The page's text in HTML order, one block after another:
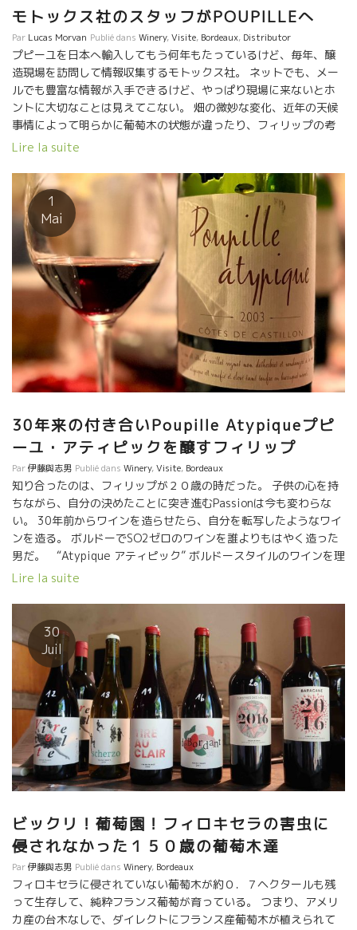
にも、ホワッと暖かい空気が流れていて、居心地よくてあっとい
う間に時間が過ぎてしまった。 楽しかった日曜日、ありがとう
Merci Isabelle et Arnauld ! このやさしいボルドー・ナチュール
は、日本ではESPOAグループが輸入している。 （日本での問い合
わせはESPOAエスポア社へ） 美味しいよ！！
一部を借りてワイン造りをしている。その友人と一緒にアペロを
しながら、今後のワイン造りの話をしていて、面白い話になっ
た。彼も、今年から自然な造りに挑戦するとのことになった。楽
しみだ。 もう一人、若手のフレドにあった。今は地ビールを造っ
て、この市場で試飲販売していた人だ。フレドもアルノーのワイ
ンのファンでもあり、近年中に自然派ワインを造ると豪語してい
た。ボルドーもホントに変化の時期に来ているな、と感じる。 ア
ルノーと歩いていると実に楽しい。Libourne リブルヌの街の日曜
市場を満喫した。
モトックス社のスタッフがPOUPILLEへ
Par Lucas Morvan Publié dans Winery,Visite, Bordeaux, Distributor
プピーユを日本へ輸入してもう何年もたっているけど、毎年、醸
造現場を訪問して情報収集するモトックス社。 ネットでも、メー
ルでも豊富な情報が入手できるけど、やっぱり現場に来ないとホ
ントに大切なことは見えてこない。 畑の微妙な変化、近年の天候
事情によって明らかに葡萄木の状態が違ったり、フィリップの考
え方の進化で栽培方法も微妙に変化している。実際に来て自分の
回以上訪問しているメンバーもいる。 蔵元の家族と触れ合って、
子供達の成長によってフィリップの思考も、生き方も微妙に変化
していく。 醸造所もまた新設した部分もあり、発酵槽も新しくな
った、樽塾の場所も変化したり、垂直式圧搾機も新たに増やして
いる。 フィリップは常により良い品質を追求しながら、ベストを
狙って進化している。 このレベルからの進化は、小さなコトの積
み重ねが、少しずつフィネス、上品さへの進化に繋がっていく。
こんな小さな積み重ねの一つ一つは、実際に現場にこないと気付
かないことが多い。 特に、フィリップは熟成のやり方、期間の長
さを大切にしている。特に樽の使い方は天性のセンスがある。 こ
んな微妙は変化に気づき、即、質問攻めするモトックスメンバー
の熱心さは凄いものがある。 フィリップもメンバーの熱心さに、
感謝、感動していた。 ☆ボルドーのワインは、テーブルでその威
ン。 造りたてのワインを飲んで、スイスイと体に入っていくスタ
イルではない。 濃縮感の中にある旨味がジワリとでてくるには、
熟成が必要になる。
Lire la suite
1
Mai
30年来の付き合いPoupille Atypiqueプピ
ーユ・アティピックを醸すフィリップ
Par伊藤與志男 Publié dans Winery,Visite, Bordeaux
知り合ったのは、フィリップが２０歳の時だった。 子供の心を持
ちながら、自分の決めたことに突き進むPassionは今も変わらな
い。 30年前からワインを造らせたら、自分を転写したようなワイ
ンを造る。 ボルドーでSO2ゼロのワインを誰よりもはやく造った
男だ。 “Atypique アティピック” ボルドースタイルのワインを理
解するには、時間と文化が必要。 最近の若いワイン愛好家の皆さ
が多い。 ボルドーワインには、チョット時間的なものと、テーブ
ルで飲まれる食との融合を考慮する“ゆとり”のようなものがあると
評価しやすくなる。 Atypique アティピック、この濃縮感の奥に
ある透明なテロワールを感じさせてくれる美味しさに、感動させ
られる。。 これがボルドーのワインなのだ。ウーン、やっぱりボ
ルドーだ！ 特に、このAtypique アティピックはSO2ゼロゼロで
醸造されている。 常に完璧を求めるフィップは、細心の注意力で
このワインを醸している。 ホントに完璧な葡萄を収穫した年しか
造っていない。 何故？ 自然な造りだからと云って、“欠点”のあ
るワインを絶対に許さないからである。 Atypique アティピッ
ク、なんて美味しいんだろう。 ボルドーでワインを始めた私の根
スティヨンでも早くビオ栽培に転換して、カスティヨンのエリア
をすべてBIOにするために運動している。 プピーユの葡萄木は、
サンテミリヨンから続いている同様な石灰質土壌の地中深くに根
が入り込んでいる。 微生物がイキイキしている土壌は素晴らし
い。 やっぱり、美味しいワインは、畑、土壌が命です。 ボルドー
の本物ナチュール“Poupille Atypique プピーユ・アティピック”美
味しいですよ！ まだ、日本にも在庫が僅かにあるようです。
Lire la suite
30
Juil
ビックリ！葡萄園！フィロキセラの害虫に
侵されなかった１５０歳の葡萄木達
Par伊藤與志男 Publié dans Winery, Bordeaux
フィロキセラに侵されていない葡萄木が約０．７ヘクタールも残
って生存して、純粋フランス葡萄が育っている。 つまり、アメリ
カ産の台木なしで、ダイレクトにフランス産葡萄木が植えられて